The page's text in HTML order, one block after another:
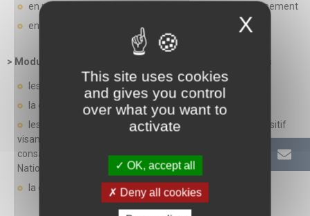
en routine, mettre en valeur les démarches de l’établissement
en situation d’urgence financière
> Module 6 - Les situations spécifiques et exceptionnelles
les situations de tension de trésorerie
la construction d’un PRE/CRE
les investissements de grande ampleur : nouveau dispositif
visant à élargir les périmètres des investissements en lui
consacrant une portée territoriale (Conseil Scientifique et Conseil
National d'Investissement en Santé)
la gestion en période de crise sanitaire
X
This site uses cookies
and gives you control
over what you want to
activate
OK, accept all
Deny all cookies